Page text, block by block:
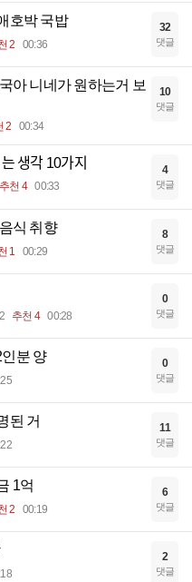
호박 국밥
2 00:36
32
댓글
아 니네가 원하는거 보
2 00:34
10
댓글
생각 10가지
추천 4 00:33
4
댓글
식 취향
1 00:29
8
댓글
추천 4 00:28
0
댓글
분 양 0
댓글
된 거 11
댓글
1억
2 00:19
6
댓글
2
댓글